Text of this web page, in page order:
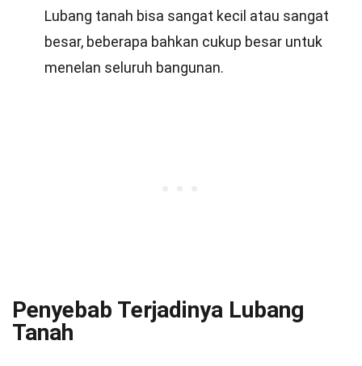
Lubang tanah bisa sangat kecil atau sangat
besar, beberapa bahkan cukup besar untuk
menelan seluruh bangunan.
Penyebab Terjadinya Lubang
Tanah